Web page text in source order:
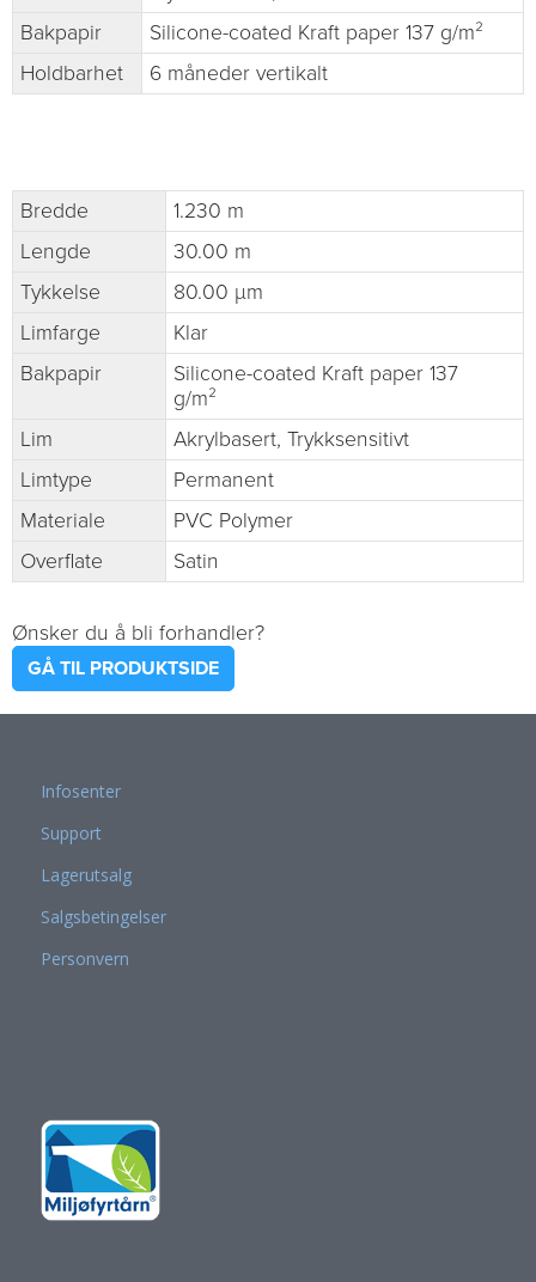
Bakpapir
Silicone-coated Kraft paper 137 g/m²
Holdbarhet
6 måneder vertikalt
Bredde
1.230 m
Lengde
30.00 m
Tykkelse
80.00 µm
Limfarge
Klar
Bakpapir
Silicone-coated Kraft paper 137
g/m²
Lim
Akrylbasert, Trykksensitivt
Limtype
Permanent
Materiale
PVC Polymer
Overflate
Satin
Ønsker du å bli forhandler?
GÅ TIL PRODUKTSIDE
Infosenter
Support
Lagerutsalg
Salgsbetingelser
Personvern